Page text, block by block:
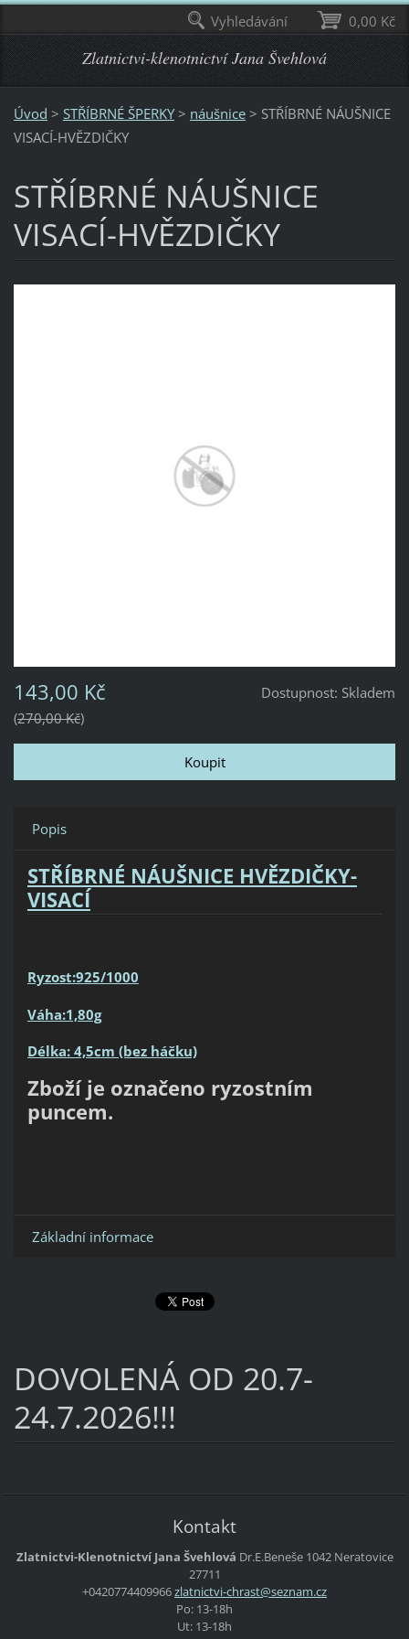
Zlatnictvi-klenotnictví Jana Švehlová
Úvod > STŘÍBRNÉ ŠPERKY > náušnice > STŘÍBRNÉ NÁUŠNICE
VISACÍ-HVĚZDIČKY
STŘÍBRNÉ NÁUŠNICE
VISACÍ-HVĚZDIČKY
Dostupnost: Skladem
143,00 Kč
270,00 Kč
Popis
STŘÍBRNÉ NÁUŠNICE HVĚZDIČKY-
VISACÍ
Ryzost:925/1000
Váha:1,80g
Délka: 4,5cm (bez háčku)
Zboží je označeno ryzostním
puncem.
Základní informace
DOVOLENÁ OD 20.7-
24.7.2026!!!
Kontakt
Zlatnictvi-Klenotnictví Jana Švehlová Dr.E.Beneše 1042 Neratovice
27711
+0420774409966zlatnictvi-chrast@seznam.cz
Po: 13-18h
Ut: 13-18h
0,00 Kč
Vyhledávání